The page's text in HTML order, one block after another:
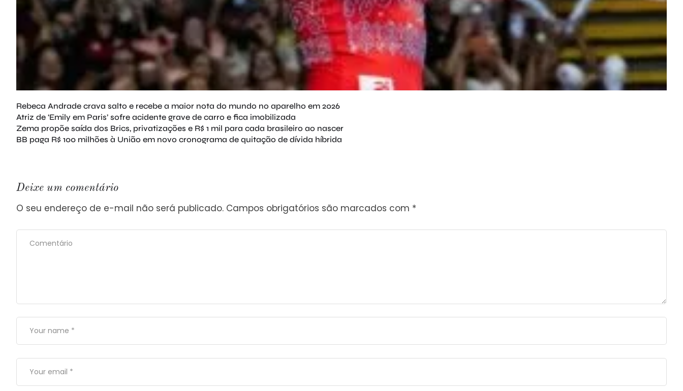
Rebeca Andrade crava salto e recebe a maior nota do mundo no aparelho em 2026
Atriz de ‘Emily em Paris’ sofre acidente grave de carro e fica imobilizada
Zema propõe saída dos Brics, privatizações e R$ 1 mil para cada brasileiro ao nascer
BB paga R$ 100 milhões à União em novo cronograma de quitação de dívida híbrida
Deixe um comentário
O seu endereço de e-mail não será publicado. Campos obrigatórios são marcados com *